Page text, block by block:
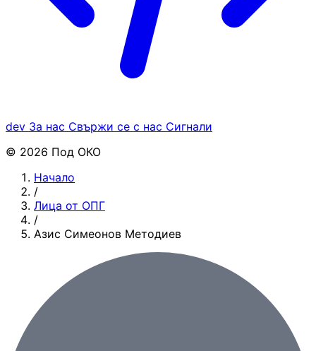
dev За нас Свържи се с нас Сигнали
© 2026 Под ОКО
Начало
/
Лица от ОПГ
/
Азис Симеонов Методиев